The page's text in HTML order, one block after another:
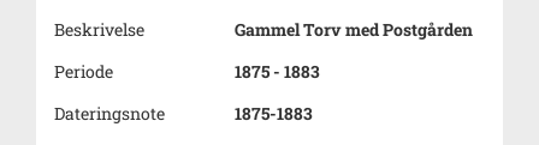
Beskrivelse
Gammel Torv med Postgården
Periode
1875 - 1883
Dateringsnote
1875-1883